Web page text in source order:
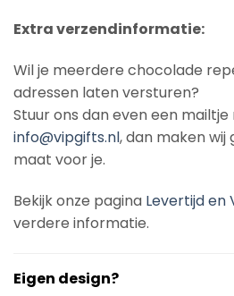
Extra verzendinformatie:
Wil je meerdere chocolade
adressen laten versturen?
Stuur ons dan even een
info@vipgifts.nl, dan maken
maat voor je.
Bekijk onze pagina Levertijd en
verdere informatie.
Eigen design?